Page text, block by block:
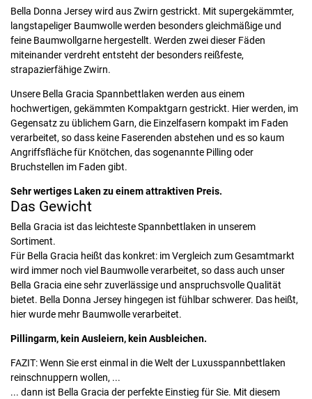
Bella Donna Jersey wird aus Zwirn gestrickt. Mit supergekämmter,
langstapeliger Baumwolle werden besonders gleichmäßige und
feine Baumwollgarne hergestellt. Werden zwei dieser Fäden
miteinander verdreht entsteht der besonders reißfeste,
strapazierfähige Zwirn.
Unsere Bella Gracia Spannbettlaken werden aus einem
hochwertigen, gekämmten Kompaktgarn gestrickt. Hier werden, im
Gegensatz zu üblichem Garn, die Einzelfasern kompakt im Faden
verarbeitet, so dass keine Faserenden abstehen und es so kaum
Angriffsfläche für Knötchen, das sogenannte Pilling oder
Bruchstellen im Faden gibt.
Sehr wertiges Laken zu einem attraktiven Preis.
Das Gewicht
Bella Gracia ist das leichteste Spannbettlaken in unserem
Sortiment.
Für Bella Gracia heißt das konkret: im Vergleich zum Gesamtmarkt
wird immer noch viel Baumwolle verarbeitet, so dass auch unser
Bella Gracia eine sehr zuverlässige und anspruchsvolle Qualität
bietet. Bella Donna Jersey hingegen ist fühlbar schwerer. Das heißt,
hier wurde mehr Baumwolle verarbeitet.
Pillingarm, kein Ausleiern, kein Ausbleichen.
FAZIT: Wenn Sie erst einmal in die Welt der Luxusspannbettlaken
reinschnuppern wollen, ...
... dann ist Bella Gracia der perfekte Einstieg für Sie. Mit diesem